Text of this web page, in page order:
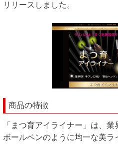
リリースしました。
商品の特徴
「まつ育アイライナー」は、
ボールペンのように均一な美